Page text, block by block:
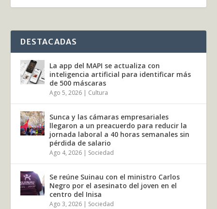
DESTACADAS
La app del MAPI se actualiza con
inteligencia artificial para identificar más
de 500 máscaras
Ago 5, 2026 Cultura
Sunca y las cámaras empresariales
llegaron a un preacuerdo para reducir la
jornada laboral a 40 horas semanales sin
pérdida de salario
Ago 4, 2026 Sociedad
Se reúne Suinau con el ministro Carlos
Negro por el asesinato del joven en el
centro del Inisa
Ago 3, 2026 Sociedad